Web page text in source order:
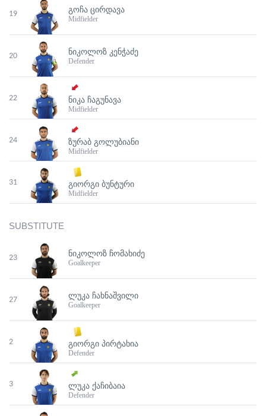
19 ᲒᲝᲩᲐ ᲪᲘᲠᲓᲐᲕᲐ
Midfielder
20 ᲜᲘᲙᲝᲚᲝᲖ ᲙᲔᲜᲭᲐᲫᲔ
Defender
22 ᲜᲘᲙᲐ ᲩᲐᲒᲣᲜᲐᲕᲐ
Midfielder
24 ᲖᲣᲠᲐᲑ ᲒᲝᲚᲣᲑᲘᲐᲜᲘ
Midfielder
31 ᲒᲘᲝᲠᲒᲘ ᲑᲣᲜᲢᲣᲠᲘ
Midfielder
SUBSTITUTE
23 ᲜᲘᲙᲝᲚᲝᲖ ᲩᲝᲛᲐᲮᲘᲫᲔ
Goalkeeper
27 ᲚᲣᲙᲐ ᲩᲐᲮᲜᲐᲨᲕᲘᲚᲘ
Goalkeeper
2 ᲒᲘᲝᲠᲒᲘ ᲞᲘᲠᲢᲐᲮᲘᲐ
Defender
3 ᲚᲣᲙᲐ ᲥᲐᲩᲘᲑᲐᲘᲐ
Defender